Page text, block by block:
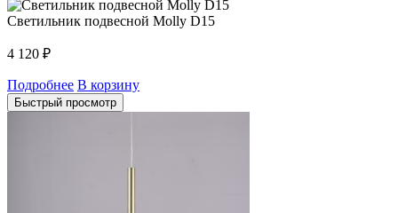
Светильник подвесной Molly D15
4 120 ₽
Подробнее В корзину
Быстрый просмотр